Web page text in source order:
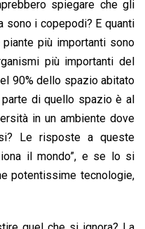
spiegare che gli
sono i copepodi? E quanti
più importanti sono
più importanti del
90% dello spazio abitato
di quello spazio è al
in un ambiente dove
Le risposte a queste
il mondo”, e se lo si
potentissime tecnologie,